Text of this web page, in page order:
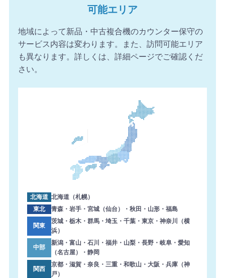
可能エリア
地域によって新品・中古複合機のカウンター保守の
サービス内容は変わります。また、訪問可能エリア
も異なります。詳しくは、詳細ページでご確認くだ
さい。
北海道 北海道（札幌）
東北
青森・岩手・宮城（仙台）・秋田・山形・福島
関東
茨城・栃木・群馬・埼玉・千葉・東京・神奈川（横
浜）
中部
新潟・富山・石川・福井・山梨・長野・岐阜・愛知
（名古屋）・静岡
関西
京都・滋賀・奈良・三重・和歌山・大阪・兵庫（神
戸）